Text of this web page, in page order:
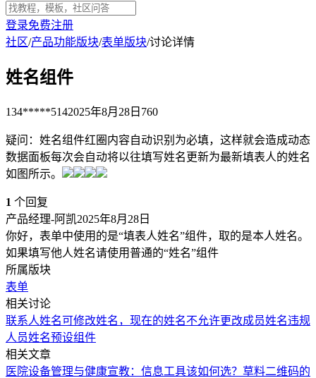
登录免费注册
社区/产品功能版块/表单版块/讨论详情
姓名组件
134*****5142025年8月28日 760
疑问：姓名组件红圈内容自动识别为必填，这样就会造成动态
数据面板每次会自动将以往填写姓名更新为最新填表人的姓名
如图所示。
1 个回复
产品经理-阿凯2025年8月28日
你好，表单中使用的是“填表人姓名”组件，取的是本人姓名。
如果填写他人姓名请使用普通的“姓名”组件
所属版块
表单
相关讨论
联系人姓名可修改姓名，现在的姓名不允许更改成员姓名违规
人员姓名预设组件
相关文章
医院设备管理与健康宣教：信息工具该如何选？ 草料二维码的